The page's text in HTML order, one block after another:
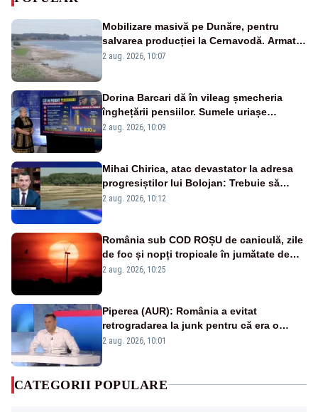
Mobilizare masivă pe Dunăre, pentru
salvarea producției la Cernavodă. Armata
va detona o stâncă și va devia apa
2 aug. 2026, 10:07
Dorina Barcari dă în vileag șmecheria
înghețării pensiilor. Sumele uriașe
pierdute de fiecare român
2 aug. 2026, 10:09
Mihai Chirica, atac devastator la adresa
progresiștilor lui Bolojan: Trebuie să
protejăm și natura, dar nu șținem omaneii
2 aug. 2026, 10:12
România sub COD ROȘU de caniculă, zile
de foc și nopți tropicale în jumătate de
țară
2 aug. 2026, 10:25
Piperea (AUR): România a evitat
retrogradarea la junk pentru că era o
catastrofă pentru bănci și fondurile de
2 aug. 2026, 10:01
CATEGORII POPULARE